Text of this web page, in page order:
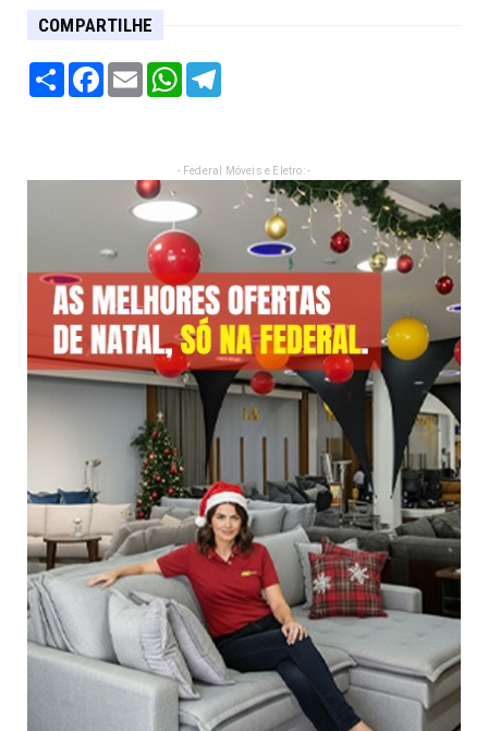
COMPARTILHE
Share Facebook
Email WhatsApp
- Federal Móveis e Eletro: -